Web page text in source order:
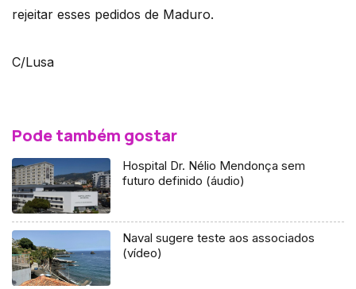
rejeitar esses pedidos de Maduro.
C/Lusa
Pode também gostar
Hospital Dr. Nélio Mendonça sem
futuro definido (áudio)
Naval sugere teste aos associados
(vídeo)